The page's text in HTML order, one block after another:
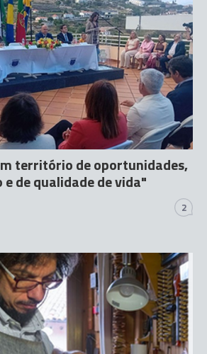
território de oportunidades,
de qualidade de vida"
2